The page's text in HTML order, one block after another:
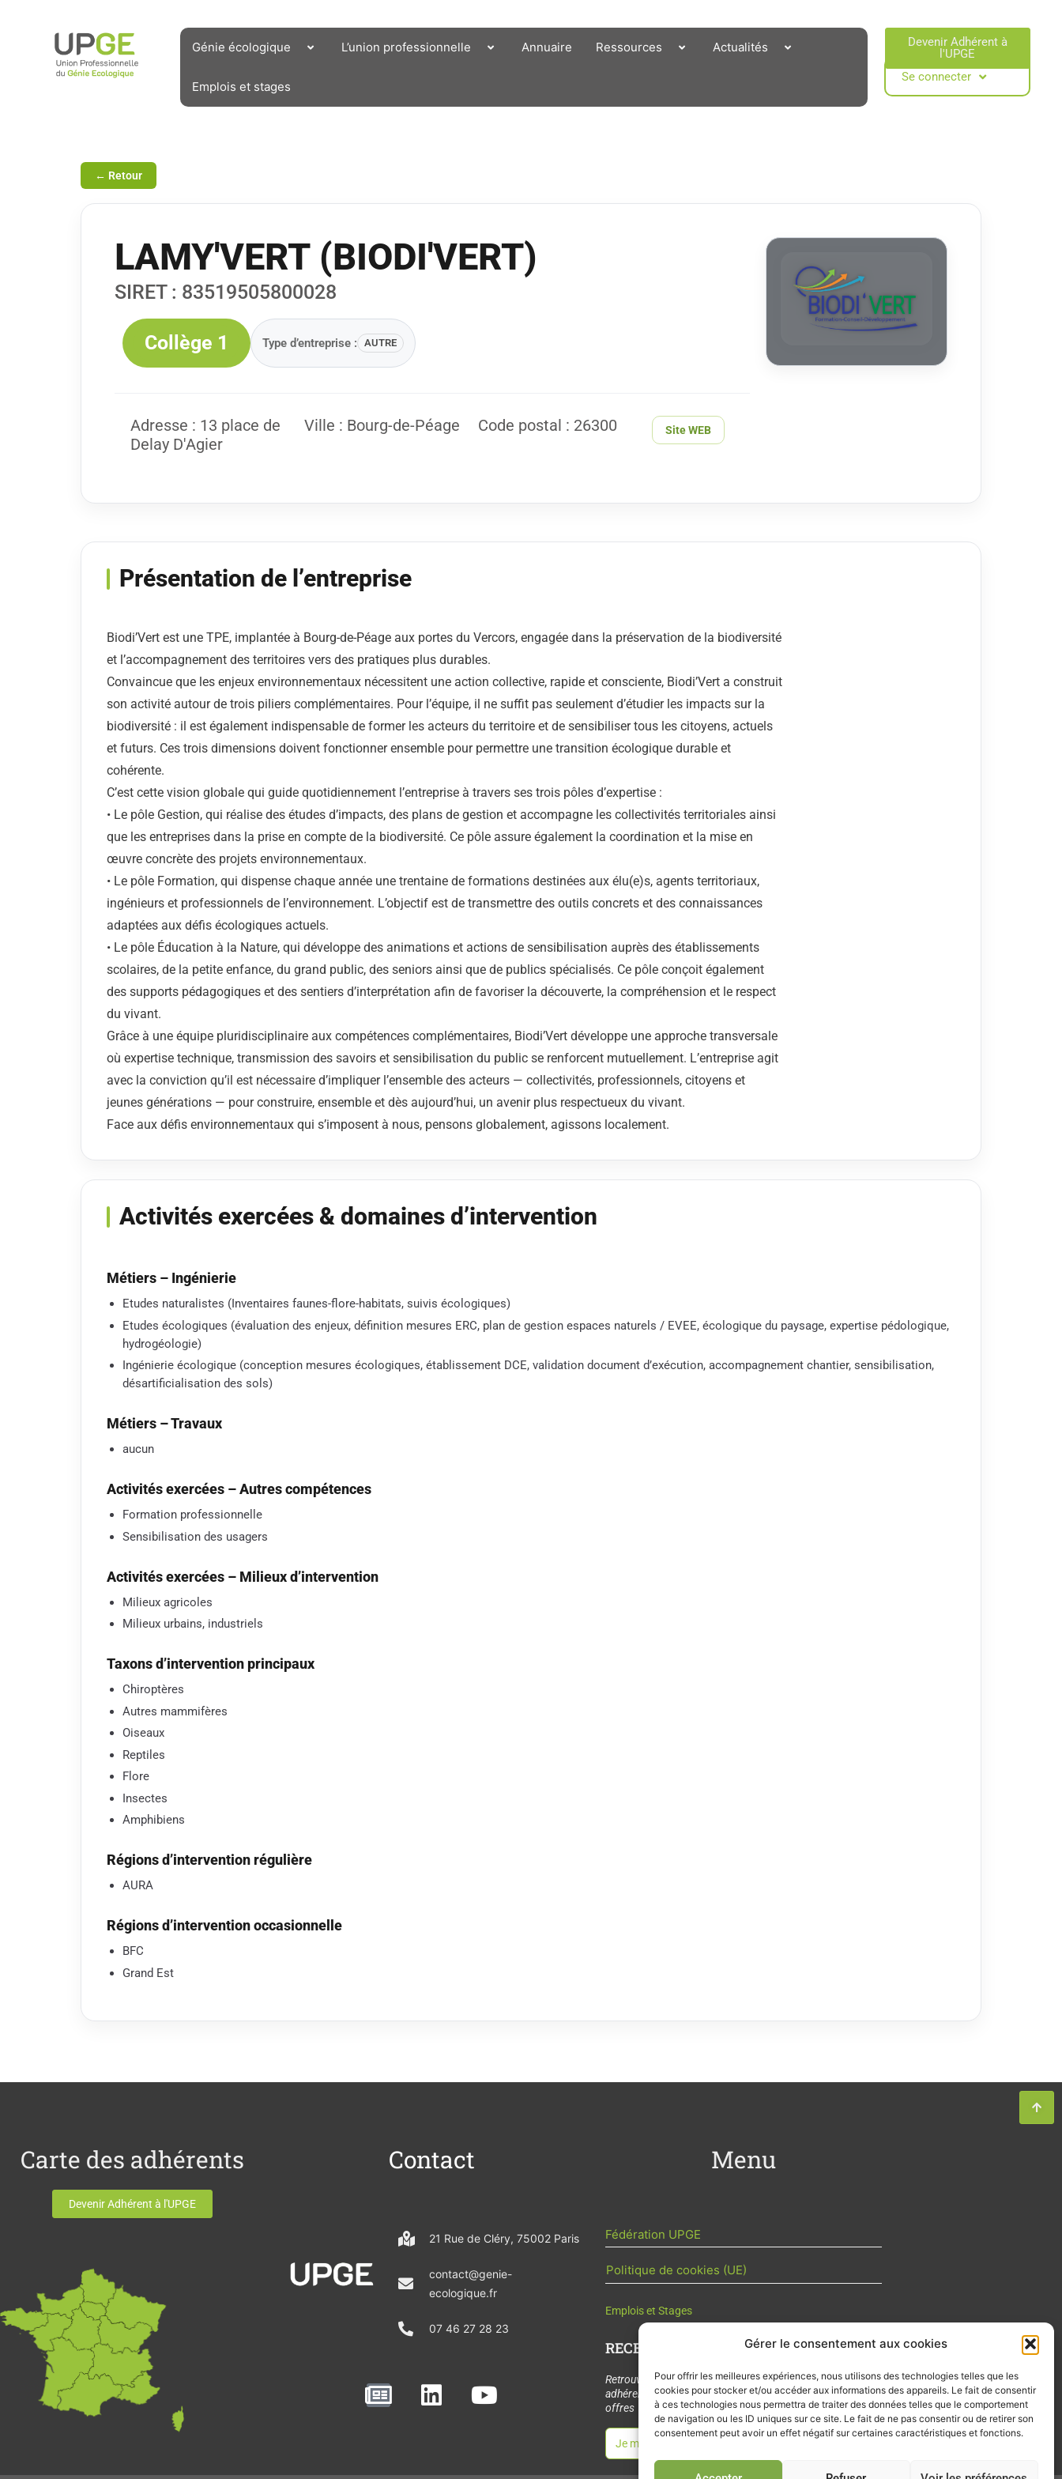
Gérer le consentement aux cookies
Pour offrir les meilleures expériences, nous utilisons des technologies telles que les
cookies pour stocker et/ou accéder aux informations des appareils. Le fait de consentir
à ces technologies nous permettra de traiter des données telles que le comportement
de navigation ou les ID uniques sur ce site. Le fait de ne pas consentir ou de retirer son
consentement peut avoir un effet négatif sur certaines caractéristiques et fonctions.
Génie écologique L’union professionnelle Annuaire Ressources Actualités
Emplois et stages
Devenir Adhérent à
l'UPGE​
Se connecter
← Retour
LAMY'VERT (BIODI'VERT)
SIRET : 83519505800028
Collège 1 Type d’entreprise : AUTRE
Adresse : 13 place de
Delay D'Agier
Ville : Bourg-de-Péage Code postal : 26300 Site WEB
Présentation de l’entreprise
Biodi’Vert est une TPE, implantée à Bourg-de-Péage aux portes du Vercors, engagée dans la préservation de la biodiversité
et l’accompagnement des territoires vers des pratiques plus durables.
Convaincue que les enjeux environnementaux nécessitent une action collective, rapide et consciente, Biodi’Vert a construit
son activité autour de trois piliers complémentaires. Pour l’équipe, il ne suffit pas seulement d’étudier les impacts sur la
biodiversité : il est également indispensable de former les acteurs du territoire et de sensibiliser tous les citoyens, actuels
et futurs. Ces trois dimensions doivent fonctionner ensemble pour permettre une transition écologique durable et
cohérente.
C’est cette vision globale qui guide quotidiennement l’entreprise à travers ses trois pôles d’expertise :
• Le pôle Gestion, qui réalise des études d’impacts, des plans de gestion et accompagne les collectivités territoriales ainsi
que les entreprises dans la prise en compte de la biodiversité. Ce pôle assure également la coordination et la mise en
œuvre concrète des projets environnementaux.
• Le pôle Formation, qui dispense chaque année une trentaine de formations destinées aux élu(e)s, agents territoriaux,
ingénieurs et professionnels de l’environnement. L’objectif est de transmettre des outils concrets et des connaissances
adaptées aux défis écologiques actuels.
• Le pôle Éducation à la Nature, qui développe des animations et actions de sensibilisation auprès des établissements
scolaires, de la petite enfance, du grand public, des seniors ainsi que de publics spécialisés. Ce pôle conçoit également
des supports pédagogiques et des sentiers d’interprétation afin de favoriser la découverte, la compréhension et le respect
du vivant.
Grâce à une équipe pluridisciplinaire aux compétences complémentaires, Biodi’Vert développe une approche transversale
où expertise technique, transmission des savoirs et sensibilisation du public se renforcent mutuellement. L’entreprise agit
avec la conviction qu’il est nécessaire d’impliquer l’ensemble des acteurs — collectivités, professionnels, citoyens et
jeunes générations — pour construire, ensemble et dès aujourd’hui, un avenir plus respectueux du vivant.
Face aux défis environnementaux qui s’imposent à nous, pensons globalement, agissons localement.
Activités exercées & domaines d’intervention
Métiers – Ingénierie
Etudes naturalistes (Inventaires faunes-flore-habitats, suivis écologiques)
Etudes écologiques (évaluation des enjeux, définition mesures ERC, plan de gestion espaces naturels / EVEE, écologique du paysage, expertise pédologique,
hydrogéologie)
​Ingénierie écologique (conception mesures écologiques, établissement DCE, validation document d’exécution, accompagnement chantier, sensibilisation,
désartificialisation des sols)
Métiers – Travaux
aucun
Activités exercées – Autres compétences
Formation professionnelle
Sensibilisation des usagers
Activités exercées – Milieux d’intervention
Milieux agricoles
Milieux urbains, industriels
Taxons d’intervention principaux
Chiroptères
Autres mammifères
Oiseaux
Reptiles
Flore
Insectes
Amphibiens
Régions d’intervention régulière
AURA
Régions d’intervention occasionnelle
BFC
Grand Est
Carte des adhérents
Devenir Adhérent à l'UPGE
Contact
21 Rue de Cléry, 75002 Paris
contact@genie-
ecologique.fr
07 46 27 28 23
N
e
L
i
Y
o
Menu
Fédération UPGE
Politique de cookies (UE)
Emplois et Stages
RECEVOIR L'ACTU DE LA FILIÈRE
Retrouvez tous les mois les articles terrain de nos
adhérents, les rendez-vous importants de la filière, nos
offres de stages et d’emplois…
Je m'abonne à la lettre d'info